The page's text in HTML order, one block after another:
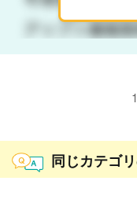
1
同じカテゴ